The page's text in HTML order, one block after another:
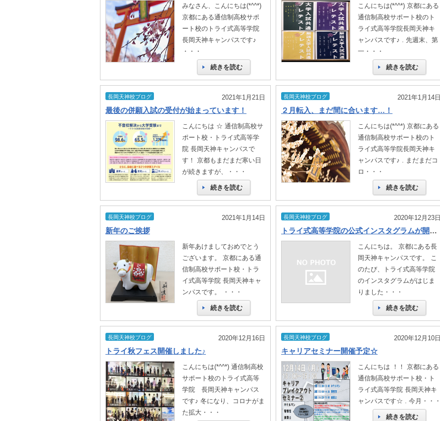
みなさん、こんにちは(*^^*)
京都にある通信制高校サポ
ート校のトライ式高等学院
長岡天神キャンパスです♪
・・・
続きを読む
こんにちは(*^^*) 京都にある
通信制高校サポート校のト
ライ式高等学院長岡天神キ
ャンパスです♪ . 先週末、第
一・・・
続きを読む
長岡天神校ブログ 2021年1月21日
最後の併願入試の受付が始まっています！
こんにちは ☆ 通信制高校サ
ポート校・トライ式高等学
院 長岡天神キャンパスで
す！ 京都もまだまだ寒い日
が続きますが、・・・
続きを読む
長岡天神校ブログ 2021年1月14日
２月転入、まだ間に合います…！
こんにちは(*^^*) 京都にある
通信制高校サポート校のト
ライ式高等学院長岡天神キ
ャンパスです♪ . まだまだコ
ロ・・・
続きを読む
長岡天神校ブログ 2021年1月14日
新年のご挨拶
新年あけましておめでとう
ございます。 京都にある通
信制高校サポート校・トラ
イ式高等学院 長岡天神キャ
ンパスです。 ・・・
続きを読む
長岡天神校ブログ 2020年12月23日
トライ式高等学院の公式インスタグラムが開設されました＾＾
こんにちは。 京都にある長
岡天神キャンパスです。 こ
のたび、トライ式高等学院
のインスタグラムがはじま
りました・・・
続きを読む
長岡天神校ブログ 2020年12月16日
トライ秋フェス開催しました♪
こんにちは(*^^*) 通信制高校
サポート校のトライ式高等
学院 長岡天神キャンパス
です♪ 冬になり、コロナがま
た拡大・・・
長岡天神校ブログ 2020年12月10日
キャリアセミナー開催予定☆
こんにちは ！！ 京都にある
通信制高校サポート校・ト
ライ式高等学院 長岡天神キ
ャンパスです☆ . 今月・・・
続きを読む